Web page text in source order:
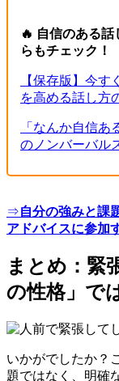
🔥 自信のある
らもチェック！
【保存版】今
を高める話し方
「なんか自信
のノンバーバル
⇒自分の強みと課
アドバイスに参加
まとめ： 緊
の性格」で
いかがでしたか ？
題ではなく、明確